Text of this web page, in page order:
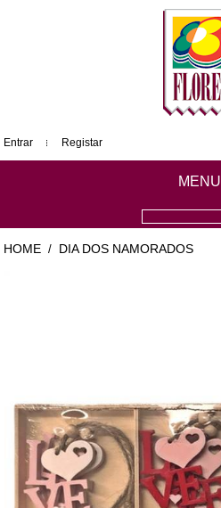
Entrar Registar
MENU
HOME / DIA DOS NAMORADOS